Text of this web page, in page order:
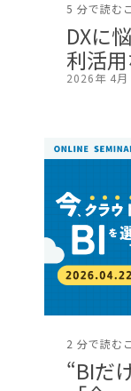
5 分で読む
DXに
利活
2026年 4月
2 分で読む
“BIだ